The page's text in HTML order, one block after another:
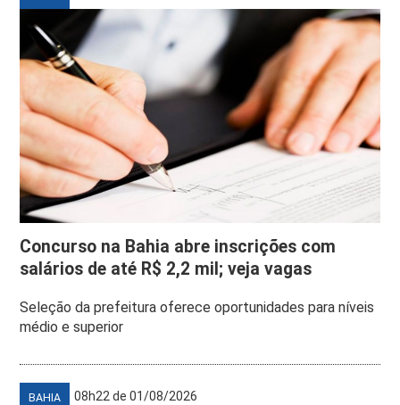
Concurso na Bahia abre inscrições com
salários de até R$ 2,2 mil; veja vagas
Seleção da prefeitura oferece oportunidades para níveis
médio e superior
BAHIA 08h22 de 01/08/2026